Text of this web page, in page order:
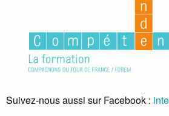
Suivez-nous aussi sur Facebook :